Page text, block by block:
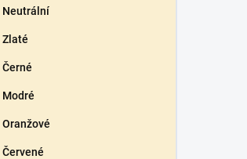
Neutrální
Zlaté
Černé
Modré
Oranžové
Červené